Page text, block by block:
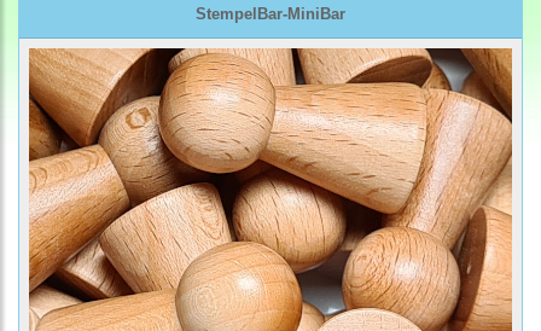
StempelBar-MiniBar